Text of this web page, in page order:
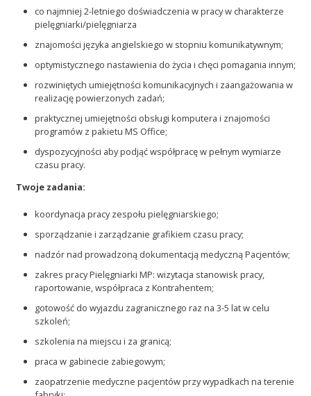
co najmniej 2-letniego doświadczenia w pracy w charakterze
pielęgniarki/pielęgniarza
znajomości języka angielskiego w stopniu komunikatywnym;
optymistycznego nastawienia do życia i chęci pomagania innym;
rozwiniętych umiejętności komunikacyjnych i zaangażowania w
realizację powierzonych zadań;
praktycznej umiejętności obsługi komputera i znajomości
programów z pakietu MS Office;
dyspozycyjności aby podjąć współpracę w pełnym wymiarze
czasu pracy.
Twoje zadania:
koordynacja pracy zespołu pielęgniarskiego;
sporządzanie i zarządzanie grafikiem czasu pracy;
nadzór nad prowadzoną dokumentacją medyczną Pacjentów;
zakres pracy Pielęgniarki MP: wizytacja stanowisk pracy,
raportowanie, współpraca z Kontrahentem;
gotowość do wyjazdu zagranicznego raz na 3-5 lat w celu
szkoleń;
szkolenia na miejscu i za granicą;
praca w gabinecie zabiegowym;
zaopatrzenie medyczne pacjentów przy wypadkach na terenie